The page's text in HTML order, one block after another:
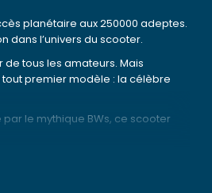
planétaire aux 250000 adeptes.
dans l’univers du scooter.
tous les amateurs. Mais
premier modèle : la célèbre
le mythique BWs, ce scooter